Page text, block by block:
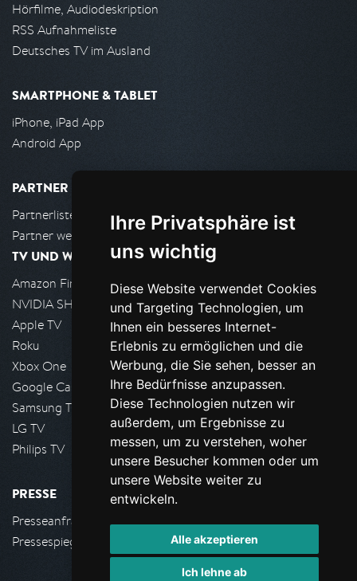
Ihre Privatsphäre ist
uns wichtig
Diese Website verwendet Cookies
und Targeting Technologien, um
Ihnen ein besseres Internet-
Erlebnis zu ermöglichen und die
Werbung, die Sie sehen, besser an
Ihre Bedürfnisse anzupassen.
Diese Technologien nutzen wir
außerdem, um Ergebnisse zu
messen, um zu verstehen, woher
unsere Besucher kommen oder um
unsere Website weiter zu
entwickeln.
Alle akzeptieren
Ich lehne ab
Hörfilme, Audiodeskription
RSS Aufnahmeliste
Deutsches TV im Ausland
SMARTPHONE & TABLET
iPhone, iPad App
Android App
PARTNER
Partnerliste
Partner werden
TV UND WOHNZIMMER
Amazon FireTV
NVIDIA SHIELD, Google TV
Apple TV
Roku
Xbox One
Google Cast
Samsung TV
LG TV
Philips TV
PRESSE
Presseanfrage stellen
Pressespiegel